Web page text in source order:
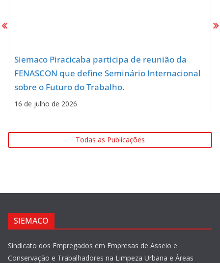
Siemaco Piracicaba participa de reunião da
FENASCON que define Seminário Internacional
sobre o Futuro do Trabalho.
16 de julho de 2026
Todas as Publicações
SIEMACO
Sindicato dos Empregados em Empresas de Asseio e
Conservação e Trabalhadores na Limpeza Urbana e Áreas